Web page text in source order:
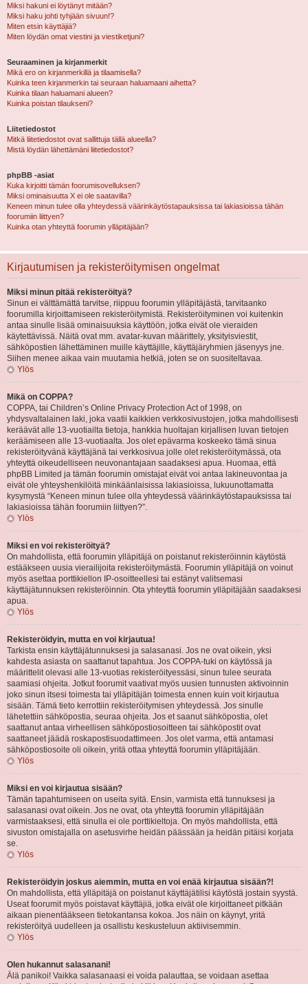
Miksi hakuni ei löytänyt mitään?
Miksi haku johti tyhjään sivuun!?
Miten etsin käyttäjiä?
Miten löydän omat viestini ja viestiketjuni?
Seuraaminen ja kirjanmerkit
Mikä ero on kirjanmerkillä ja tilaamisella?
Kuinka teen kirjanmerkin tai seuraan haluamaani aihetta?
Kuinka tilaan haluamani alueen?
Kuinka poistan tilaukseni?
Liitetiedostot
Mitkä liitetiedostot ovat sallittuja tällä alueella?
Mistä löydän lähettämäni liitetiedostot?
phpBB -asiat
Kuka kirjoitti tämän foorumisovelluksen?
Miksi ominaisuutta X ei ole saatavilla?
Keneen minun tulee olla yhteydessä väärinkäytöstapauksissa tai lakiasioissa tähän
foorumiin liittyen?
Kuinka otan yhteyttä foorumin ylläpitäjään?
Kirjautumisen ja rekisteröitymisen ongelmat
Miksi minun pitää rekisteröityä?
Sinun ei välttämättä tarvitse, riippuu foorumin ylläpitäjästä, tarvitaanko
foorumilla kirjoittamiseen rekisteröitymistä. Rekisteröityminen voi kuitenkin
antaa sinulle lisää ominaisuuksia käyttöön, jotka eivät ole vieraiden
käytettävissä. Näitä ovat mm. avatar-kuvan määrittely, yksityisviestit,
sähköpostien lähettäminen muille käyttäjille, käyttäjäryhmien jäsenyys jne.
Siihen menee aikaa vain muutamia hetkiä, joten se on suositeltavaa.
Ylös
Mikä on COPPA?
COPPA, tai Children’s Online Privacy Protection Act of 1998, on
yhdysvaltalainen laki, joka vaatii kaikkien verkkosivustojen, jotka mahdollisesti
keräävät alle 13-vuotiailta tietoja, hankkia huoltajan kirjallisen luvan tietojen
keräämiseen alle 13-vuotiaalta. Jos olet epävarma koskeeko tämä sinua
rekisteröityvänä käyttäjänä tai verkkosivua jolle olet rekisteröitymässä, ota
yhteyttä oikeudelliseen neuvonantajaan saadaksesi apua. Huomaa, että
phpBB Limited ja tämän foorumin omistajat eivät voi antaa lakineuvontaa ja
eivät ole yhteyshenkilöitä minkäänlaisissa lakiasioissa, lukuunottamatta
kysymystä “Keneen minun tulee olla yhteydessä väärinkäytöstapauksissa tai
lakiasioissa tähän foorumiin liittyen?”.
Ylös
Miksi en voi rekisteröityä?
On mahdollista, että foorumin ylläpitäjä on poistanut rekisteröinnin käytöstä
estääkseen uusia vierailijoita rekisteröitymästä. Foorumin ylläpitäjä on voinut
myös asettaa porttikiellon IP-osoitteellesi tai estänyt valitsemasi
käyttäjätunnuksen rekisteröinnin. Ota yhteyttä foorumin ylläpitäjään saadaksesi
apua.
Ylös
Rekisteröidyin, mutta en voi kirjautua!
Tarkista ensin käyttäjätunnuksesi ja salasanasi. Jos ne ovat oikein, yksi
kahdesta asiasta on saattanut tapahtua. Jos COPPA-tuki on käytössä ja
määrittelit olevasi alle 13-vuotias rekisteröityessäsi, sinun tulee seurata
saamiasi ohjeita. Jotkut foorumit vaativat myös uusien tunnusten aktivoinnin
joko sinun itsesi toimesta tai ylläpitäjän toimesta ennen kuin voit kirjautua
sisään. Tämä tieto kerrottiin rekisteröitymisen yhteydessä. Jos sinulle
lähetettiin sähköpostia, seuraa ohjeita. Jos et saanut sähköpostia, olet
saattanut antaa virheellisen sähköpostiosoitteen tai sähköpostit ovat
saattaneet jäädä roskapostisuodattimeen. Jos olet varma, että antamasi
sähköpostiosoite oli oikein, yritä ottaa yhteyttä foorumin ylläpitäjään.
Ylös
Miksi en voi kirjautua sisään?
Tämän tapahtumiseen on useita syitä. Ensin, varmista että tunnuksesi ja
salasanasi ovat oikein. Jos ne ovat, ota yhteyttä foorumin ylläpitäjään
varmistaaksesi, että sinulla ei ole porttikieltoja. On myös mahdollista, että
sivuston omistajalla on asetusvirhe heidän päässään ja heidän pitäisi korjata
se.
Ylös
Rekisteröidyin joskus aiemmin, mutta en voi enää kirjautua sisään?!
On mahdollista, että ylläpitäjä on poistanut käyttäjätilisi käytöstä jostain syystä.
Useat foorumit myös poistavat käyttäjiä, jotka eivät ole kirjoittaneet pitkään
aikaan pienentääkseen tietokantansa kokoa. Jos näin on käynyt, yritä
rekisteröityä uudelleen ja osallistu keskusteluun aktiivisemmin.
Ylös
Olen hukannut salasanani!
Älä panikoi! Vaikka salasanaasi ei voida palauttaa, se voidaan asettaa